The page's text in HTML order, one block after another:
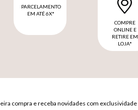
PARCELAMENTO
EM ATÉ 6X*
COMPRE
ONLINE E
RETIRE EM
LOJA*
compra e receba novidades com exclusividade